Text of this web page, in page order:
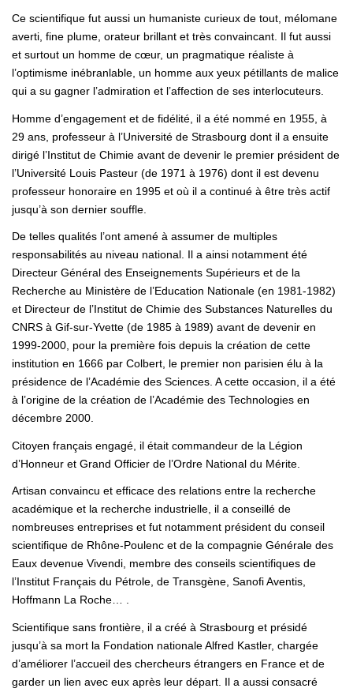
Ce scientifique fut aussi un humaniste curieux de tout, mélomane
averti, fine plume, orateur brillant et très convaincant. Il fut aussi
et surtout un homme de cœur, un pragmatique réaliste à
l’optimisme inébranlable, un homme aux yeux pétillants de malice
qui a su gagner l’admiration et l’affection de ses interlocuteurs.
Homme d’engagement et de fidélité, il a été nommé en 1955, à
29 ans, professeur à l’Université de Strasbourg dont il a ensuite
dirigé l’Institut de Chimie avant de devenir le premier président de
l’Université Louis Pasteur (de 1971 à 1976) dont il est devenu
professeur honoraire en 1995 et où il a continué à être très actif
jusqu’à son dernier souffle.
De telles qualités l’ont amené à assumer de multiples
responsabilités au niveau national. Il a ainsi notamment été
Directeur Général des Enseignements Supérieurs et de la
Recherche au Ministère de l’Education Nationale (en 1981-1982)
et Directeur de l’Institut de Chimie des Substances Naturelles du
CNRS à Gif-sur-Yvette (de 1985 à 1989) avant de devenir en
1999-2000, pour la première fois depuis la création de cette
institution en 1666 par Colbert, le premier non parisien élu à la
présidence de l’Académie des Sciences. A cette occasion, il a été
à l’origine de la création de l’Académie des Technologies en
décembre 2000.
Citoyen français engagé, il était commandeur de la Légion
d’Honneur et Grand Officier de l’Ordre National du Mérite.
Artisan convaincu et efficace des relations entre la recherche
académique et la recherche industrielle, il a conseillé de
nombreuses entreprises et fut notamment président du conseil
scientifique de Rhône-Poulenc et de la compagnie Générale des
Eaux devenue Vivendi, membre des conseils scientifiques de
l’Institut Français du Pétrole, de Transgène, Sanofi Aventis,
Hoffmann La Roche… .
Scientifique sans frontière, il a créé à Strasbourg et présidé
jusqu’à sa mort la Fondation nationale Alfred Kastler, chargée
d’améliorer l’accueil des chercheurs étrangers en France et de
garder un lien avec eux après leur départ. Il a aussi consacré